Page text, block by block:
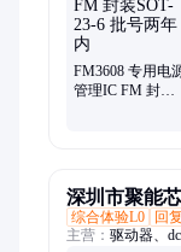
FM3608 专用电
管理IC FM 封装
深圳市聚能
综合体验L0
回
主营： 驱动器、